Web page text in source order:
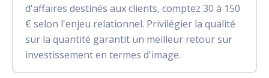
d'affaires destinés aux clients, comptez 30 à 150
€ selon l'enjeu relationnel. Privilégier la qualité
sur la quantité garantit un meilleur retour sur
investissement en termes d'image.